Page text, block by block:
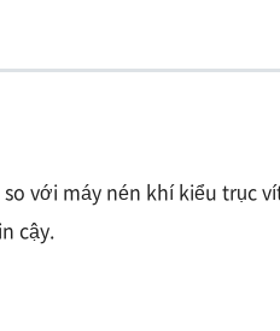
với máy nén khí kiểu trục
cậy.